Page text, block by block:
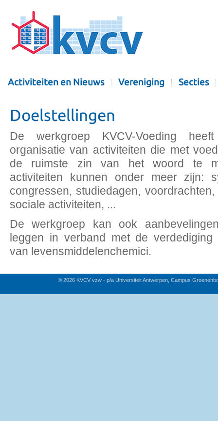
Activiteiten en Nieuws Vereniging Secties
Doelstellingen
De werkgroep KVCV-Voeding
organisatie van activiteiten die met
de ruimste zin van het woord te
activiteiten kunnen onder meer zijn:
congressen, studiedagen,
sociale activiteiten, ...
De werkgroep kan ook
leggen in verband met de verdediging
van levensmiddelenchemici.
© 2026 KVCV vzw - p/a Universiteit Antwerpen, Campus